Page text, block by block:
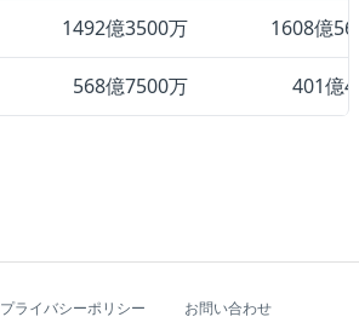
1492億3500万 1608億
568億7500万 401億
プライバシーポリシー お問い合わせ